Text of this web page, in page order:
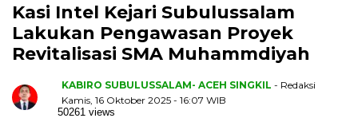
Kasi Intel Kejari Subulussalam
Lakukan Pengawasan Proyek
Revitalisasi SMA Muhammdiyah
KABIRO SUBULUSSALAM- ACEH SINGKIL - Redaksi
Kamis, 16 Oktober 2025 - 16:07 WIB
50261 views